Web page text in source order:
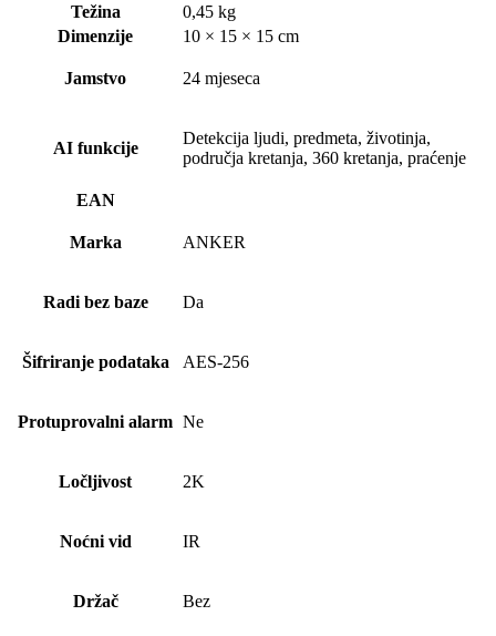
Težina
0,45 kg
Dimenzije
10 × 15 × 15 cm
Jamstvo 24 mjeseca
AI funkcije
Detekcija ljudi, predmeta, životinja,
područja kretanja, 360 kretanja, praćenje
EAN
Marka ANKER
Radi bez baze Da
Šifriranje podataka AES-256
Protuprovalni alarm Ne
Ločljivost 2K
Noćni vid IR
Držač Bez